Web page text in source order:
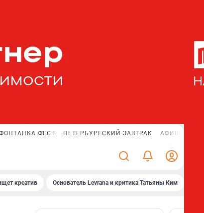
ФЕСТ ПЕТЕРБУРГСКИЙ ЗАВТРАК АФИША PLUS
креатив Основатель Levrana и критика Татьяны Ким